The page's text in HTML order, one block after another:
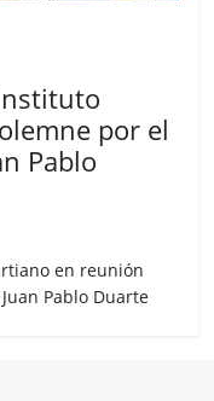
por el
Pablo
en reunión
Pablo Duarte